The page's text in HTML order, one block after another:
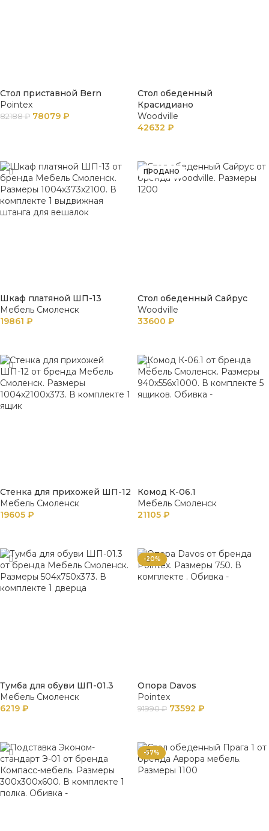
Стол приставной Bern
Pointex
82188₽ 78079 ₽
Стол обеденный
Красидиано
Woodville
42632 ₽
Шкаф платяной ШП-13
Мебель Смоленск
19861 ₽
ПРОДАНО
Стол обеденный Сайрус
Woodville
33600 ₽
Стенка для прихожей ШП-12
Мебель Смоленск
19605 ₽
Комод К-06.1
Мебель Смоленск
21105 ₽
Тумба для обуви ШП-01.3
Мебель Смоленск
6219 ₽
-20%
Опора Davos
Pointex
91990₽ 73592 ₽
-57%